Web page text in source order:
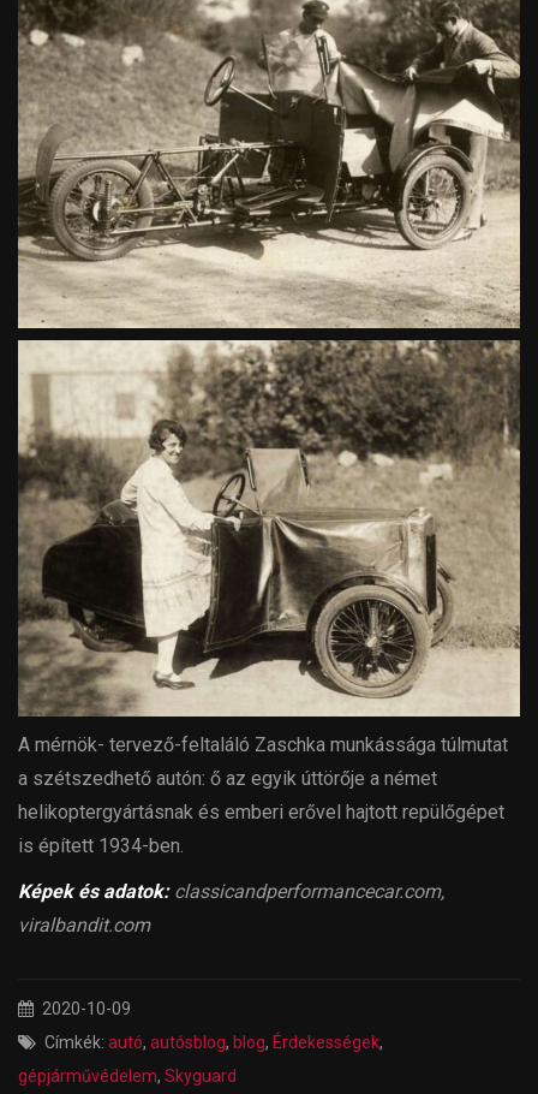
A mérnök- tervező-feltaláló Zaschka munkássága túlmutat
a szétszedhető autón: ő az egyik úttörője a német
helikoptergyártásnak és emberi erővel hajtott repülőgépet
is épített 1934-ben.
Képek és adatok:classicandperformancecar.com,
viralbandit.com
2020-10-09
Címkék: autó, autósblog, blog, Érdekességek,
gépjárművédelem, Skyguard